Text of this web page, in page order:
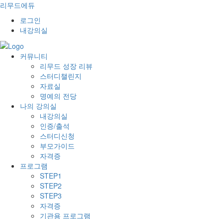
리무드에듀
로그인
내강의실
커뮤니티
리무드 성장 리뷰
스터디챌린지
자료실
명예의 전당
나의 강의실
내강의실
인증/출석
스터디신청
부모가이드
자격증
프로그램
STEP1
STEP2
STEP3
자격증
기관용 프로그램